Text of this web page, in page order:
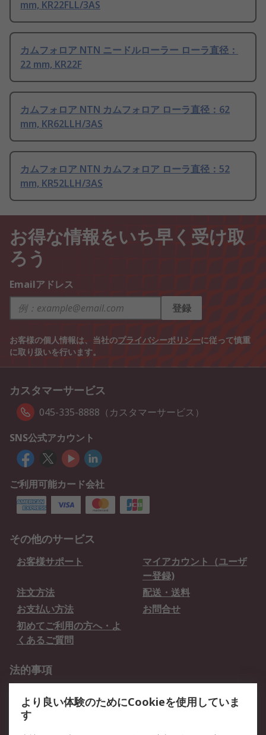
mm, KR22FLL/3AS
カムフォロア NTN ニードルローラー ローラ直径：
22 mm, KR22F
カムフォロア NTN カムフォロア ローラ直径：62
mm, KR62LLH/3AS
カムフォロア NTN カムフォロア ローラ直径：52
mm, KR52LLH/3AS
お得な情報をいち早く受け取
ろう
Emailアドレス
登録
お客様の個人情報は、当社のプライバシーポリシーに従って慎重
に取り扱いを行います。
カスタマーサービス
045-335-8888（カスタマーサービス）
SNS公式アカウント
ご利用可能カード会社
その他のサービス
お客様サポート
マイアカウント（ユーザ
ー登録)
注文方法
配送・送料
お支払い方法
お問合せ
初めてご利用の方へ・よ
くあるご質問
法的事項
クッキーポリシー
より良い体験のためにCookieを使用していま
す